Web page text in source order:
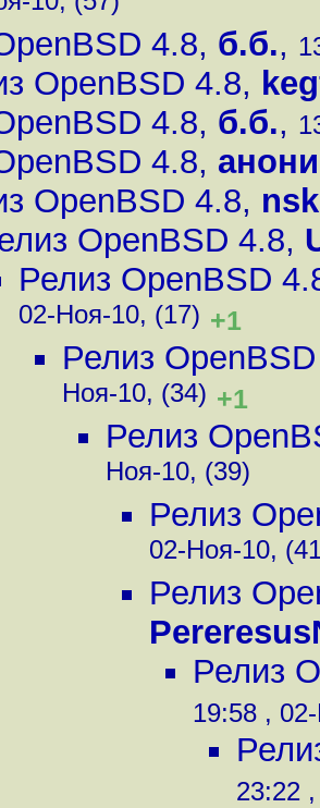
4.8, б.б.,
OpenBSD 4.8,
4.8, б.б.,
4.8,
OpenBSD 4.8, nsk
OpenBSD 4.8,
Релиз OpenBSD
02-Ноя-10, (17) +1
Релиз
Ноя-10, (34) +1
Релиз
Ноя-10, (39)
Релиз
02-Ноя-10,
Релиз
Релиз
19:58 ,
23:22